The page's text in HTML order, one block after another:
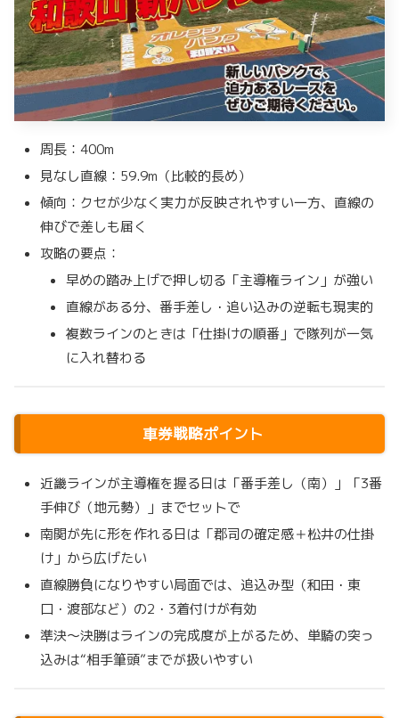
周長：400m
見なし直線：59.9m（比較的長め）
傾向：クセが少なく実力が反映されやすい一方、直線の
伸びで差しも届く
攻略の要点：
早めの踏み上げで押し切る「主導権ライン」が強い
直線がある分、番手差し・追い込みの逆転も現実的
複数ラインのときは「仕掛けの順番」で隊列が一気
に入れ替わる
車券戦略ポイント
近畿ラインが主導権を握る日は「番手差し（南）」「3番
手伸び（地元勢）」までセットで
南関が先に形を作れる日は「郡司の確定感＋松井の仕掛
け」から広げたい
直線勝負になりやすい局面では、追込み型（和田・東
口・渡部など）の2・3着付けが有効
準決〜決勝はラインの完成度が上がるため、単騎の突っ
込みは“相手筆頭”までが扱いやすい